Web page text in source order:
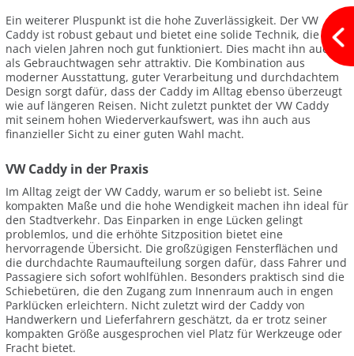
Ein weiterer Pluspunkt ist die hohe Zuverlässigkeit. Der VW
Caddy ist robust gebaut und bietet eine solide Technik, die auch
nach vielen Jahren noch gut funktioniert. Dies macht ihn auch
als Gebrauchtwagen sehr attraktiv. Die Kombination aus
moderner Ausstattung, guter Verarbeitung und durchdachtem
Design sorgt dafür, dass der Caddy im Alltag ebenso überzeugt
wie auf längeren Reisen. Nicht zuletzt punktet der VW Caddy
mit seinem hohen Wiederverkaufswert, was ihn auch aus
finanzieller Sicht zu einer guten Wahl macht.
VW Caddy in der Praxis
Im Alltag zeigt der VW Caddy, warum er so beliebt ist. Seine
kompakten Maße und die hohe Wendigkeit machen ihn ideal für
den Stadtverkehr. Das Einparken in enge Lücken gelingt
problemlos, und die erhöhte Sitzposition bietet eine
hervorragende Übersicht. Die großzügigen Fensterflächen und
die durchdachte Raumaufteilung sorgen dafür, dass Fahrer und
Passagiere sich sofort wohlfühlen. Besonders praktisch sind die
Schiebetüren, die den Zugang zum Innenraum auch in engen
Parklücken erleichtern. Nicht zuletzt wird der Caddy von
Handwerkern und Lieferfahrern geschätzt, da er trotz seiner
kompakten Größe ausgesprochen viel Platz für Werkzeuge oder
Fracht bietet.